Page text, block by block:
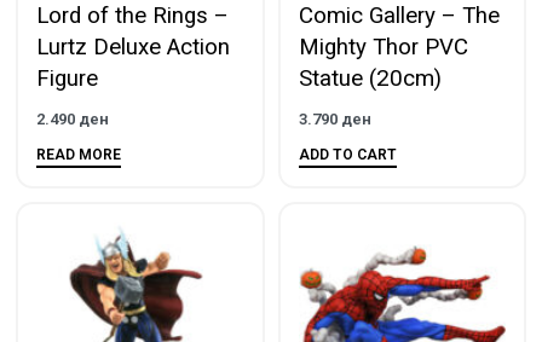
Lord of the Rings –
Lurtz Deluxe Action
Figure
2.490 ден
READ MORE
Comic Gallery – The
Mighty Thor PVC
Statue (20cm)
3.790 ден
ADD TO CART